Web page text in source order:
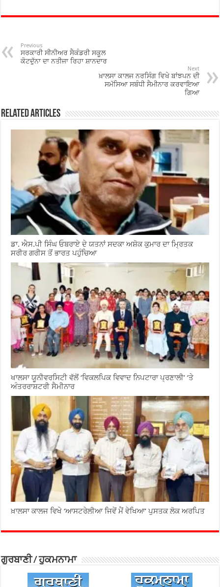
e
o
o
tt at
p
p
ar
Previous
ਸਰਕਾਰੀ ਸੀਨੀਅਰ ਸੈਕੰਡਰੀ ਸਕੂਲ
ਕੋਟਦੁੱਨਾ ਦਾ ਨਤੀਜਾ ਰਿਹਾ ਸ਼ਾਨਦਾਰ
Next
ਖ਼ਾਲਸਾ ਕਾਲਜ ਨਰਸਿੰਗ ਵਿਖੇ ਬਾਂਝਪਨ ਦੀ
ਸਮੱਸਿਆ ਸਬੰਧੀ ਸੈਮੀਨਾਰ ਕਰਵਾਇਆ
ਗਿਆ
Related Articles
ਡਾ. ਐਸ.ਪੀ ਸਿੰਘ ਓਬਰਾਏ ਦੇ ਯਤਨਾਂ ਸਦਕਾ ਅਸ਼ੋਕ ਕੁਮਾਰ ਦਾ ਮ੍ਰਿਤਕ
ਸਰੀਰ ਗਰੀਸ ਤੋਂ ਭਾਰਤ ਪਹੁੰਚਿਆ
ਖਾਲਸਾ ਯੂਨੀਵਰਸਿਟੀ ਵੱਲੋਂ ‘ਵਿਕਲਪਿਕ ਵਿਵਾਦ ਨਿਪਟਾਰਾ ਪ੍ਰਣਾਲੀ’ ‘ਤੇ
ਅੰਤਰਰਾਸ਼ਟਰੀ ਸੈਮੀਨਾਰ
ਖ਼ਾਲਸਾ ਕਾਲਜ ਵਿਖੇ ‘ਆਸਟਰੇਲੀਆ ਜਿਵੇਂ ਮੈਂ ਵੇਖਿਆ’ ਪੁਸਤਕ ਲੋਕ ਅਰਪਿਤ
ਗੁਰਬਾਣੀ / ਹੁਕਮਨਾਮਾ